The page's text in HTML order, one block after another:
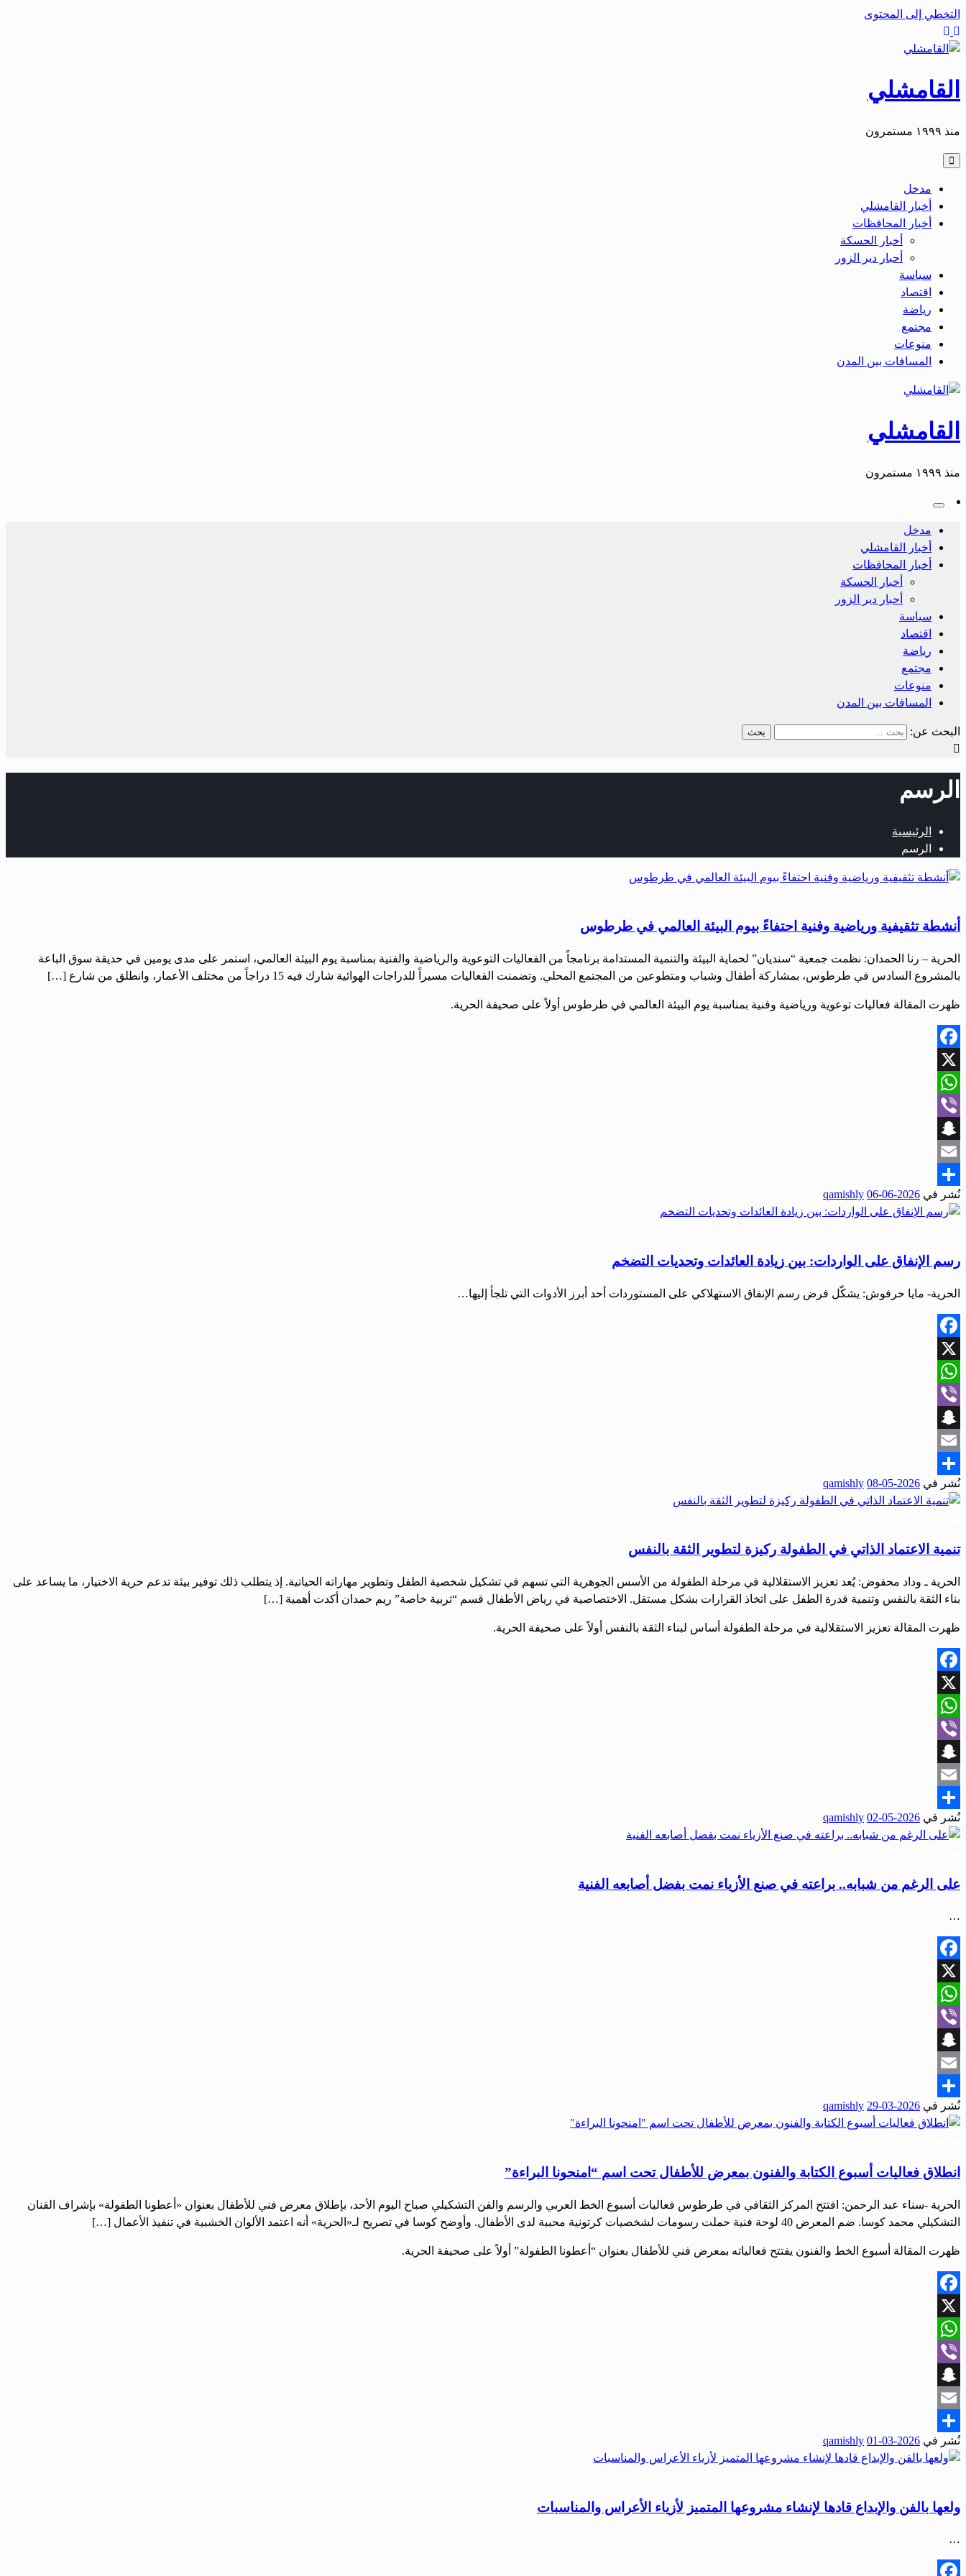
التخطي إلى المحتوى
القامشلي
منذ ١٩٩٩ مستمرون
مدخل
أخبار القامشلي
أخبار المحافظات
أخبار الحسكة
أحبار دير الزور
سياسة
اقتصاد
رياضة
مجتمع
منوعات
المسافات بين المدن
القامشلي
منذ ١٩٩٩ مستمرون
مدخل
أخبار القامشلي
أخبار المحافظات
أخبار الحسكة
أحبار دير الزور
سياسة
اقتصاد
رياضة
مجتمع
منوعات
المسافات بين المدن
البحث عن:
الرسم
الرئيسية
الرسم
أنشطة تثقيفية ورياضية وفنية احتفاءً بيوم البيئة العالمي في طرطوس
الحرية – رنا الحمدان: نظمت جمعية “سنديان” لحماية البيئة والتنمية المستدامة برنامجاً من الفعاليات التوعوية والرياضية والفنية بمناسبة يوم البيئة العالمي، استمر على مدى يومين في حديقة سوق الباعة
بالمشروع السادس في طرطوس، بمشاركة أطفال وشباب ومتطوعين من المجتمع المحلي. وتضمنت الفعاليات مسيراً للدراجات الهوائية شارك فيه 15 دراجاً من مختلف الأعمار، وانطلق من شارع […]
ظهرت المقالة فعاليات توعوية ورياضية وفنية بمناسبة يوم البيئة العالمي في طرطوس أولاً على صحيفة الحرية.
Facebook
X
WhatsApp
Viber
Snapchat
Email
Share
نُشر في 2026-06-06
qamishly
رسم الإنفاق على الواردات: بين زيادة العائدات وتحديات التضخم
الحرية- مايا حرفوش: يشكّل فرض رسم الإنفاق الاستهلاكي على المستوردات أحد أبرز الأدوات التي تلجأ إليها…
Facebook
X
WhatsApp
Viber
Snapchat
Email
Share
نُشر في 2026-05-08
qamishly
تنمية الاعتماد الذاتي في الطفولة ركيزة لتطوير الثقة بالنفس
الحرية ـ وداد محفوض: يُعد تعزيز الاستقلالية في مرحلة الطفولة من الأسس الجوهرية التي تسهم في تشكيل شخصية الطفل وتطوير مهاراته الحياتية. إذ يتطلب ذلك توفير بيئة تدعم حرية الاختيار، ما يساعد على
بناء الثقة بالنفس وتنمية قدرة الطفل على اتخاذ القرارات بشكل مستقل. الاختصاصية في رياض الأطفال قسم “تربية خاصة” ريم حمدان أكدت أهمية […]
ظهرت المقالة تعزيز الاستقلالية في مرحلة الطفولة أساس لبناء الثقة بالنفس أولاً على صحيفة الحرية.
Facebook
X
WhatsApp
Viber
Snapchat
Email
Share
نُشر في 2026-05-02
qamishly
على الرغم من شبابه.. براعته في صنع الأزياء نمت بفضل أصابعه الفنية
…
Facebook
X
WhatsApp
Viber
Snapchat
Email
Share
نُشر في 2026-03-29
qamishly
انطلاق فعاليات أسبوع الكتابة والفنون بمعرض للأطفال تحت اسم “امنحونا البراءة”
الحرية -سناء عبد الرحمن: افتتح المركز الثقافي في طرطوس فعاليات أسبوع الخط العربي والرسم والفن التشكيلي صباح اليوم الأحد، بإطلاق معرض فني للأطفال بعنوان «أعطونا الطفولة» بإشراف الفنان
التشكيلي محمد كوسا. ضم المعرض 40 لوحة فنية حملت رسومات لشخصيات كرتونية محببة لدى الأطفال. وأوضح كوسا في تصريح لـ«الحرية» أنه اعتمد الألوان الخشبية في تنفيذ الأعمال […]
ظهرت المقالة أسبوع الخط والفنون يفتتح فعالياته بمعرض فني للأطفال بعنوان “أعطونا الطفولة” أولاً على صحيفة الحرية.
Facebook
X
WhatsApp
Viber
Snapchat
Email
Share
نُشر في 2026-03-01
qamishly
ولعها بالفن والإبداع قادها لإنشاء مشروعها المتميز لأزياء الأعراس والمناسبات
…